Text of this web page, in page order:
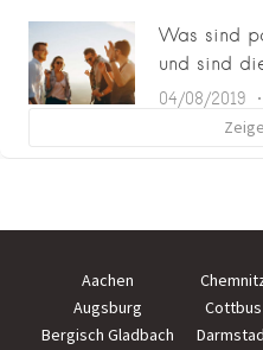
Was sind
und sind
04/08/2019
Aachen
Augsburg
Cottbus
Bergisch Gladbach